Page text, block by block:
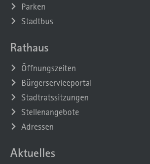
Parken
Stadtbus
Rathaus
Öffnungszeiten
Bürgerserviceportal
Stadtratssitzungen
Stellenangebote
Adressen
Aktuelles